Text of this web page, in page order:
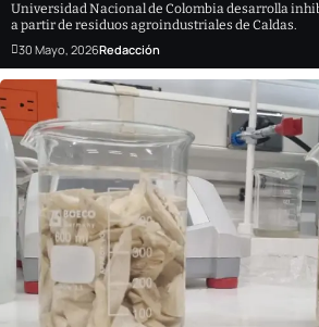
Universidad Nacional de Colombia desarrolla
a partir de residuos agroindustriales de Caldas.
30 Mayo, 2026Redacción